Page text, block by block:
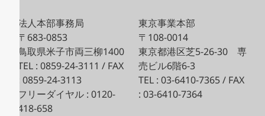
法人本部事務局
〒683-0853
鳥取県米子市両三柳1400
TEL : 0859-24-3111 / FAX
: 0859-24-3113
フリーダイヤル : 0120-
418-658
東京事業本部
〒108-0014
東京都港区芝5-26-30 専
売ビル6階6-3
TEL : 03-6410-7365 / FAX
: 03-6410-7364